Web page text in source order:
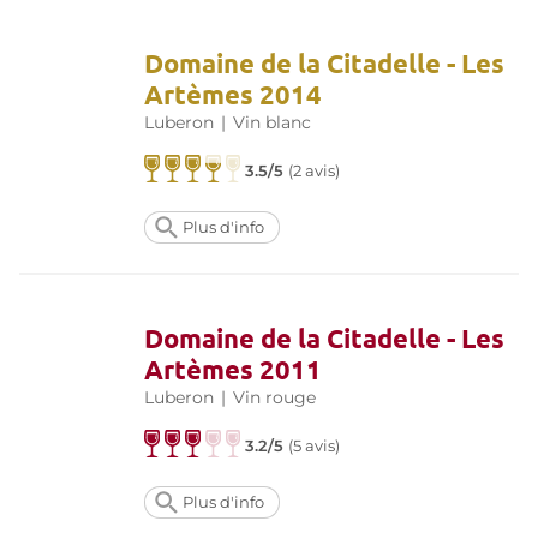
Domaine de la Citadelle - Les
Artèmes 2014
Luberon | Vin blanc
3.5/5 (2 avis)
Plus d'info
Domaine de la Citadelle - Les
Artèmes 2011
Luberon | Vin rouge
3.2/5 (5 avis)
Plus d'info